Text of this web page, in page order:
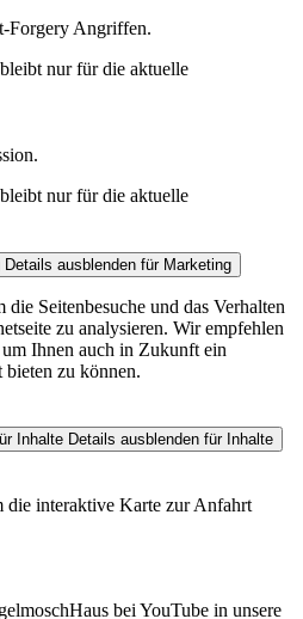
Forgery Angriffen.
nur für die aktuelle
nur für die aktuelle
Details ausblenden für Marketing
Seitenbesuche und das Verhalten
zu analysieren. Wir empfehlen
Ihnen auch in Zukunft ein
zu können.
Inhalte Details ausblenden für Inhalte
die interaktive Karte zur Anfahrt
bei YouTube in unsere